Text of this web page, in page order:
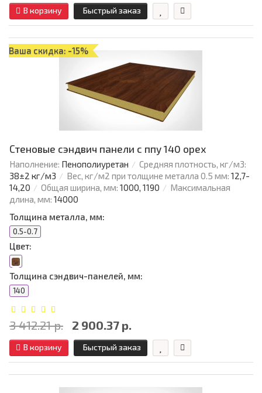
В корзину Быстрый заказ
Ваша скидка: -15%
Стеновые сэндвич панели с ппу 140 орех
Наполнение: Пенополиуретан
Средняя плотность, кг/м3:
38±2 кг/м3
Вес, кг/м2 при толщине металла 0.5 мм: 12,7-
14,20
Общая ширина, мм: 1000, 1190
Максимальная
длина, мм: 14000
Толщина металла, мм:
0.5-0.7
Цвет:
Толщина сэндвич-панелей, мм:
140
3 412.21 р. 2 900.37 р.
В корзину Быстрый заказ